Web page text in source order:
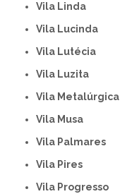
Vila Linda
Vila Lucinda
Vila Lutécia
Vila Luzita
Vila Metalúrgica
Vila Musa
Vila Palmares
Vila Pires
Vila Progresso